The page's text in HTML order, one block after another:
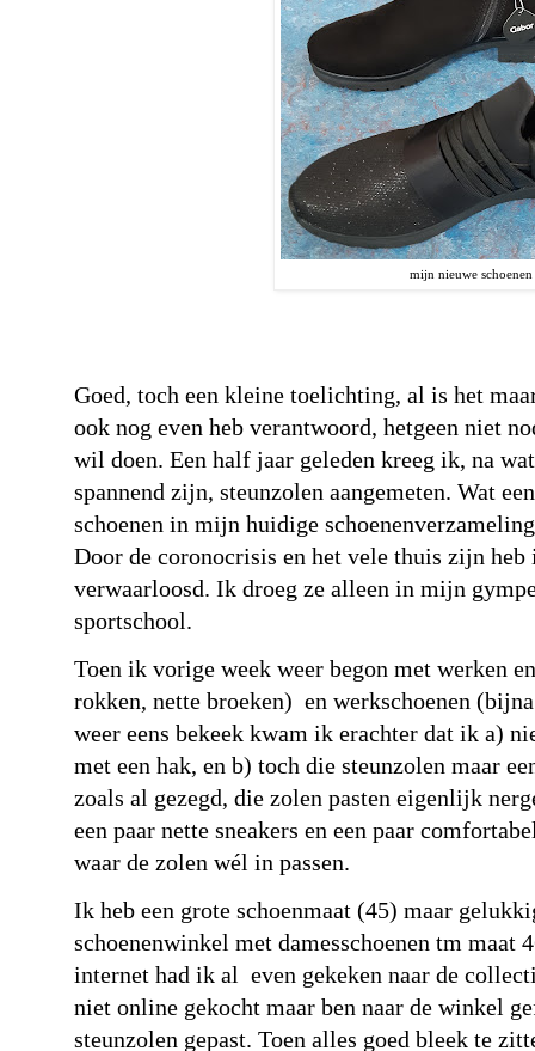
mijn nieuwe schoenen
Goed, toch een kleine toelichting, al is het
ook nog even heb verantwoord, hetgeen niet
wil doen. Een half jaar geleden kreeg ik, na
spannend zijn, steunzolen aangemeten. Wat
schoenen in mijn huidige
Door de coronocrisis en het vele thuis zijn heb
verwaarloosd. Ik droeg ze alleen in mijn
sportschool.
Toen ik vorige week weer begon met werken
rokken, nette broeken) en werkschoenen
weer eens bekeek kwam ik erachter dat ik a)
met een hak, en b) toch die steunzolen maar
zoals al gezegd, die zolen pasten eigenlijk
een paar nette sneakers en een paar
waar de zolen wél in passen.
Ik heb een grote schoenmaat (45) maar
schoenenwinkel met damesschoenen tm
internet had ik al even gekeken naar de
niet online gekocht maar ben naar de winkel
steunzolen gepast. Toen alles goed bleek te